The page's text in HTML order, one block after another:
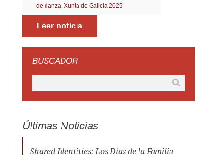
de danza Xunta de Galicia 2025
Leer noticia
BUSCADOR
Últimas Noticias
Shared Identities: Los Días de la Familia